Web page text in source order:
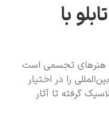
با
هنرهای تجسمی است
و بین‌المللی را در اختیار
گرفته تا آثار